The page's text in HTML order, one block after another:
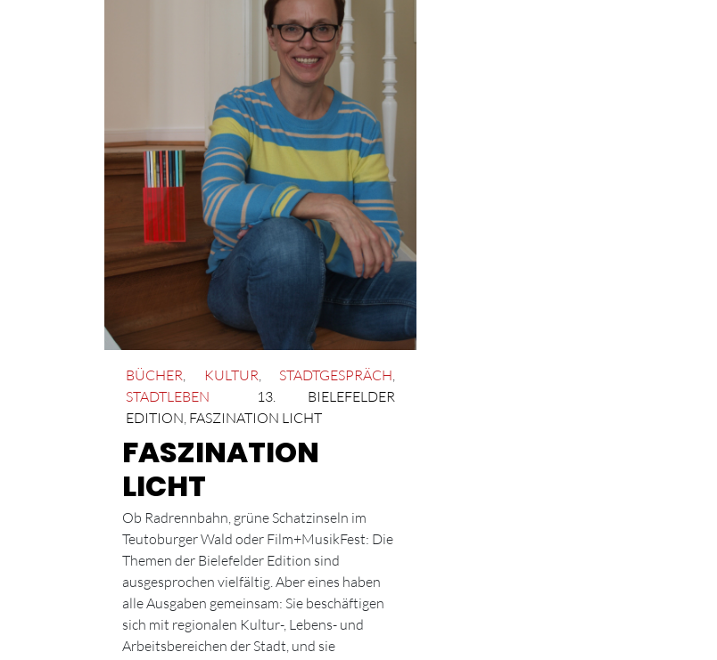
BÜCHER KULTUR STADTGESPRÄCH
STADTLEBEN
13. BIELEFELDER
EDITION FASZINATION LICHT
FASZINATION
LICHT
Ob Radrennbahn, grüne Schatzinseln im
Teutoburger Wald oder Film+MusikFest: Die
Themen der Bielefelder Edition sind
ausgesprochen vielfältig. Aber eines haben
alle Ausgaben gemeinsam: Sie beschäftigen
sich mit regionalen Kultur-, Lebens- und
Arbeitsbereichen der Stadt, und sie